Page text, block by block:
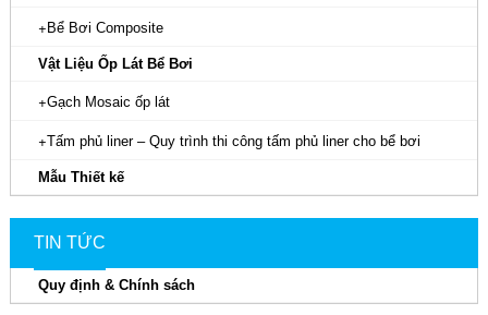
Bể Bơi Composite
Vật Liệu Ốp Lát Bể Bơi
Gạch Mosaic ốp lát
Tấm phủ liner – Quy trình thi công tấm phủ liner cho bể bơi
Mẫu Thiết kế
TIN TỨC
Quy định & Chính sách